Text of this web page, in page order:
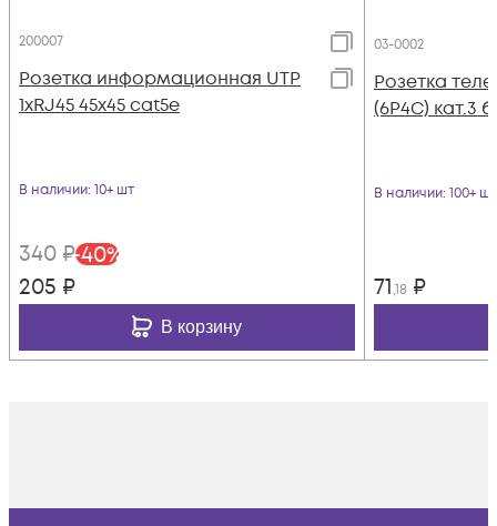
200007
Розетка информационная UTP
1хRJ45 45х45 cat5е
В наличии: 10+ шт
340 ₽-40%
205 ₽
В корзину
03-0002
Розетка
(6P4C) кат.3
В наличии: 100+ шт
71,18 ₽